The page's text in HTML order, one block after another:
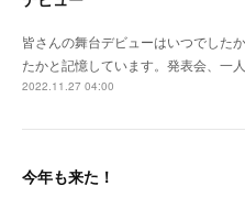
皆さんの舞台デビューはいつでした
たかと記憶しています。発表会、一
2022.11.27 04:00
今年も来た！